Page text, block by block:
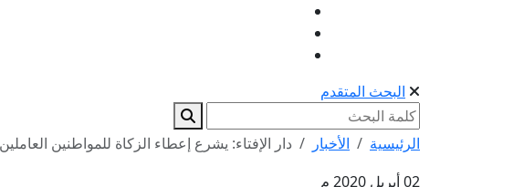
البحث المتقدم
الرئيسية الأخبار
دار الإفتاء: يشرع إعطاء الزكاة للمواطنين
02 أبريل 2020 م